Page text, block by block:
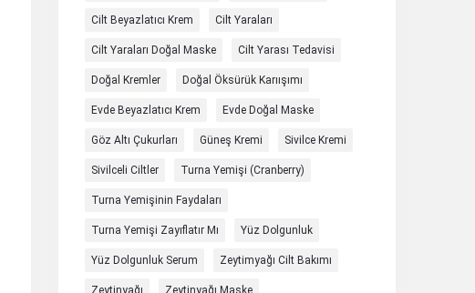
Cilt Beyazlatıcı Krem Cilt Yaraları
Cilt Yaraları Doğal Maske Cilt Yarası Tedavisi
Doğal Kremler Doğal Öksürük Karıışımı
Evde Beyazlatıcı Krem Evde Doğal Maske
Göz Altı Çukurları Güneş Kremi Sivilce Kremi
Sivilceli Ciltler Turna Yemişi (cranberry)
Turna Yemişinin Faydaları
Turna Yemişi Zayıflatır Mı Yüz Dolgunluk
Yüz Dolgunluk Serum Zeytimyağı Cilt Bakımı
Zeytinyağı Zeytinyağı Maske